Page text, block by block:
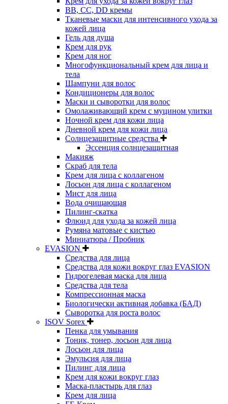
BB, CC, DD кремы
Тканевые маски для интенсивного ухода за
кожей лица
Гель для душа
Крем для рук
Крем для ног
Многофункциональный крем для лица и
тела
Шампуни для волос
Кондиционеры для волос
Маски и сыворотки для волос
Омолаживающий крем с муцином улитки
Ночной крем для кожи лица
Дневной крем для кожи лица
Солнцезащитные средства
Эссенция солнцезащитная
Макияж
Скраб для тела
Крем для лица с коллагеном
Лосьон для лица с коллагеном
Мист для лица
Вода очищающая
Пилинг-скатка
Флюид для ухода за кожей лица
Румяна матовые с кистью
Миниатюра / Пробник
EVASION
Средства для лица
Средства для кожи вокруг глаз EVASION
Гидрогелевая маска для лица
Средства для тела
Компрессионная маска
Биологически активная добавка (БАД)
Сыворотка для роста волос
ISOV Sorex
Пенка для умывания
Тоник, тонер, лосьон для лица
Лосьон для лица
Эмульсия для лица
Пилинг для лица
Крем для кожи вокруг глаз
Маска-пластырь для глаз
Крем для лица